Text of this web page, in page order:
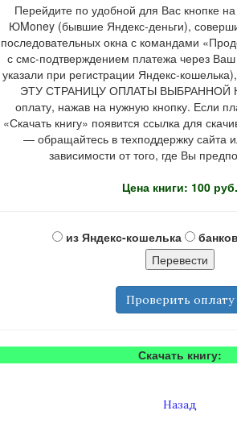
Перейдите по удобной для Вас кнопке
ЮMoney (бывшие Яндекс-деньги),
последовательных окна с командами
с смс-подтверждением платежа через
указали при регистрации Яндекс-
ЭТУ СТРАНИЦУ ОПЛАТЫ ВЫБРАННОЙ
оплату, нажав на нужную кнопку. Если
«Скачать книгу» появится ссылка для
— обращайтесь в техподдержку сайта
зависимости от того, где Вы
Цена книги: 100 руб.
из Яндекс-кошелька
Проверить оплату
Скачать книгу:
Назад